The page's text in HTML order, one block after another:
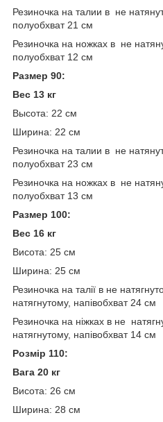
Резиночка на талии в не
полуобхват 21 см
Резиночка на ножках в не
полуобхват 12 см
Размер 90:
Вес 13 кг
Высота: 22 см
Ширина: 22 см
Резиночка на талии в не
полуобхват 23 см
Резиночка на ножках в не
полуобхват 13 см
Размер 100:
Вес 16 кг
Висота: 25 см
Ширина: 25 см
Резиночка на талії в не
натягнутому, напівобхват 24 см
Резиночка на ніжках в не
натягнутому, напівобхват 14 см
Розмір 110:
Вага 20 кг
Висота: 26 см
Ширина: 28 см